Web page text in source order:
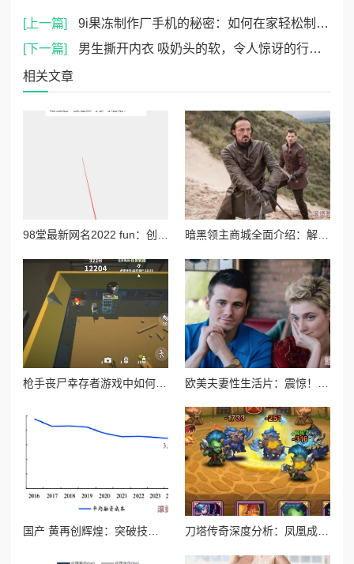
[上一篇]
9i果冻制作厂手机的秘密：如何在家轻松制作美味果冻，分享创意食谱与技巧
[下一篇]
男生撕开内衣 吸奶头的软，令人惊讶的行为背后隐藏着怎样的心理和情感需求？
相关文章
98堂最新网名2022 fun：创意无限的网络昵称推荐与使用技巧分享，助你在社交平台中脱颖而出 暗黑领主商城全面介绍：解锁稀有装备，打造专属霸主风采
国产 黄再创辉煌：突破技术壁垒，海外市场迎来爆发性增长，极大推动经济发展！ 刀塔传奇深度分析：凤凰成竞技场新宠，技能与策略全面解析